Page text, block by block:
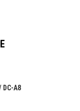
DC-A8